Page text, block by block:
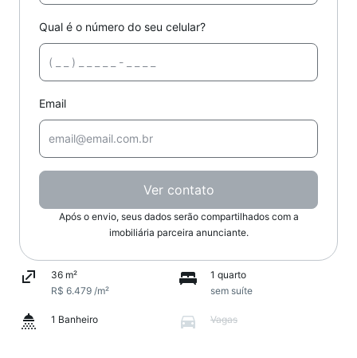
Qual é o número do seu celular?
Email
Ver contato
Após o envio, seus dados serão compartilhados com a
imobiliária parceira anunciante.
36 m²
R$ 6.479 /m²
1 quarto
sem suíte
1 Banheiro Vagas